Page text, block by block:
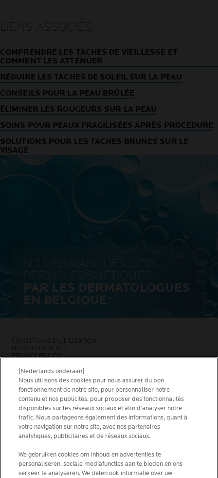
LIENS ASSOCIÉS
COMPRENDRE LES TACHES DE VIEILLESSE ET
COMMENT LES ATTÉNUER
RÉDUIRE LES TACHES DE SOLEIL SUR LA PEAU
CONSEILS POUR LA PEAU BRÛLÉE
ÉLIMINER LES ROUGEURS SUR LA PEAU
SOINS POUR PEAUX FRAGILISÉES APRÈS PROCEDURE
SOLUTIONS POUR LES TACHES BRUNES SUR LE
VISAGE
N°1 DES MARQUES SOIN
DERMO-COSMÉTIQUES
PAR LES DERMATOLOGUES
EN BELGIQUE
CONDITIONS D’UTILISATION
NOUS CONTACTER
PRIVACY POLICY
COOKIES POLICY
NEWSLETTER
FOUNDATION LA ROCHE-POSAY
CHOISIS TON PAYS
La Roche-Posay Laboratoire Dermatologique CAI
86270 La Roche-Posay France
[Nederlands onderaan]
Nous utilisons des cookies pour nous assurer du bon
fonctionnement de notre site, pour personnaliser notre
contenu et nos publicités, pour proposer des fonctionnalités
disponibles sur les réseaux sociaux et afin d’analyser notre
trafic. Nous partageons également des informations, quant à
votre navigation sur notre site, avec nos partenaires
analytiques, publicitaires et de réseaux sociaux.
We gebruiken cookies om inhoud en advertenties te
personaliseren, sociale mediafuncties aan te bieden en ons
verkeer te analyseren. We delen ook informatie over uw